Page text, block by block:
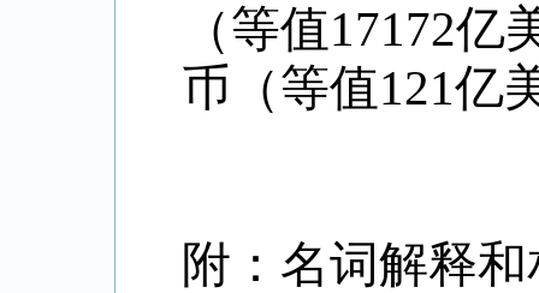
（等值17172
币（等值121亿
附：名词解释